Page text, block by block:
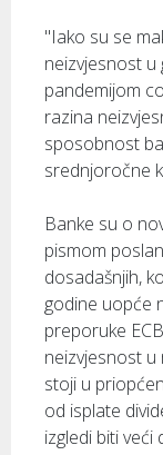
"Iako su se
neizvjesnost
pandemijom
razina
sposobnost
srednjoročne
Banke su o
pismom
dosadašnjih,
godine uopće
preporuke
neizvjesnost
stoji u
od isplate
izgledi biti